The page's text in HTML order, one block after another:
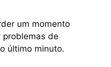
um momento
de
último minuto.